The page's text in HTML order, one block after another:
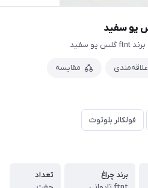
علاقه‌مندی مقایسه
فولکالر بلوتوث
برند چراغ
تعداد